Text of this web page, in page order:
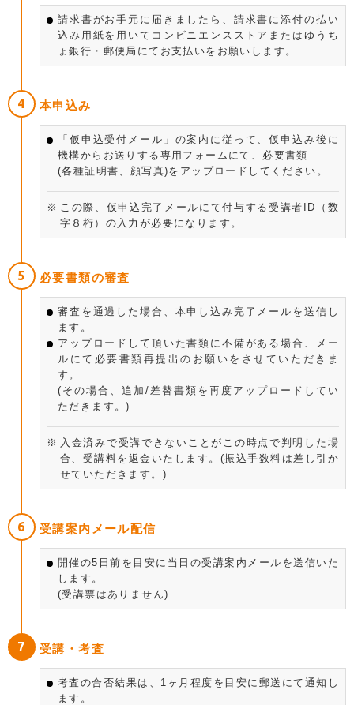
請求書がお手元に届きましたら、請求書に添付の払い
込み用紙を用いてコンビニエンスストアまたはゆうち
ょ銀行・郵便局にてお支払いをお願いします。
本申込み
「仮申込受付メール」の案内に従って、仮申込み後に
機構からお送りする専用フォームにて、必要書類
(各種証明書、顔写真)をアップロードしてください。
この際、仮申込完了メールにて付与する受講者ID（数
字８桁）の入力が必要になります。
必要書類の審査
審査を通過した場合、本申し込み完了メールを送信し
ます。
アップロードして頂いた書類に不備がある場合、メー
ルにて必要書類再提出のお願いをさせていただきま
す。
(その場合、追加/差替書類を再度アップロードしてい
ただきます。)
入金済みで受講できないことがこの時点で判明した場
合、受講料を返金いたします。(振込手数料は差し引か
せていただきます。)
受講案内メール配信
開催の5日前を目安に当日の受講案内メールを送信いた
します。
(受講票はありません)
受講・考査
考査の合否結果は、1ヶ月程度を目安に郵送にて通知し
ます。